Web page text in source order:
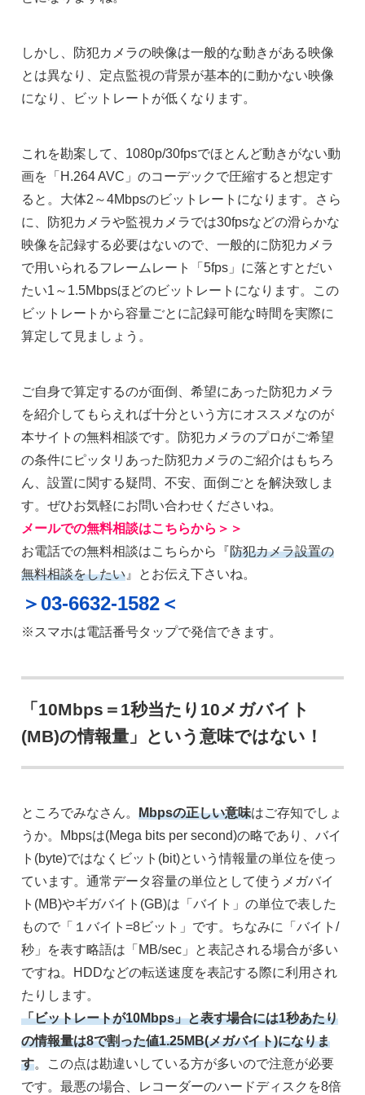
しかし、防犯カメラの映像は一般的な動きがある映像
とは異なり、定点監視の背景が基本的に動かない映像
になり、ビットレートが低くなります。
これを勘案して、1080p/30fpsでほとんど動きがない動
画を「H.264 AVC」のコーデックで圧縮すると想定す
ると。大体2～4Mbpsのビットレートになります。さら
に、防犯カメラや監視カメラでは30fpsなどの滑らかな
映像を記録する必要はないので、一般的に防犯カメラ
で用いられるフレームレート「5fps」に落とすとだい
たい1～1.5Mbpsほどのビットレートになります。この
ビットレートから容量ごとに記録可能な時間を実際に
算定して見ましょう。
ご自身で算定するのが面倒、希望にあった防犯カメラ
を紹介してもらえれば十分という方にオススメなのが
本サイトの無料相談です。防犯カメラのプロがご希望
の条件にピッタリあった防犯カメラのご紹介はもちろ
ん、設置に関する疑問、不安、面倒ごとを解決致しま
す。ぜひお気軽にお問い合わせくださいね。
メールでの無料相談はこちらから＞＞
お電話での無料相談はこちらから『防犯カメラ設置の
無料相談をしたい 』とお伝え下さいね。
＞03-6632-1582＜
※スマホは電話番号タップで発信できます。
「10Mbps＝1秒当たり10メガバイト
(MB)の情報量」という意味ではない！
ところでみなさん。Mbpsの正しい意味はご存知でしょ
うか。Mbpsは(Mega bits per second)の略であり、バイ
ト(byte)ではなくビット(bit)という情報量の単位を使っ
ています。通常データ容量の単位として使うメガバイ
ト(MB)やギガバイト(GB)は「バイト」の単位で表した
もので「１バイト=8ビット」です。ちなみに「バイト/
秒」を表す略語は「MB/sec」と表記される場合が多い
ですね。HDDなどの転送速度を表記する際に利用され
たりします。
「ビットレートが10Mbps」と表す場合には1秒あたり
の情報量は8で割った値1.25MB(メガバイト)になりま
す。この点は勘違いしている方が多いので注意が必要
です。最悪の場合、レコーダーのハードディスクを8倍